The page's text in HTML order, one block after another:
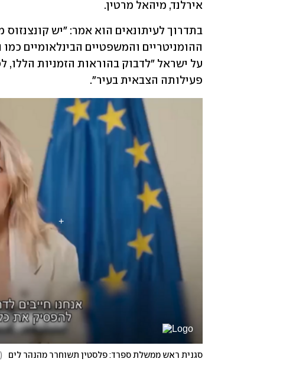
אירלנד, מיהאל מרטין.
פעילותה הצבאית בעיר".
סגנית ראש ממשלת ספרד: פלסטין תשוחרר מהנהר לים (